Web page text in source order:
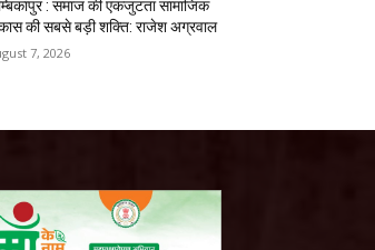
: समाज की एकजुटता सामाजिक
की सबसे बड़ी शक्ति: राजेश अग्रवाल
7, 2026